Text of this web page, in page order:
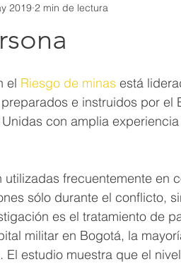
2019 2 min de lectura
el Riesgo de minas está
e instruidos por el
con amplia
utilizadas frecuentemente en
sólo durante el conflicto,
es el tratamiento de
militar en Bogotá, la
estudio muestra que el